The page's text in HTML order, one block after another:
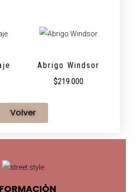
Abrigo Windsor
$219.000
Volver